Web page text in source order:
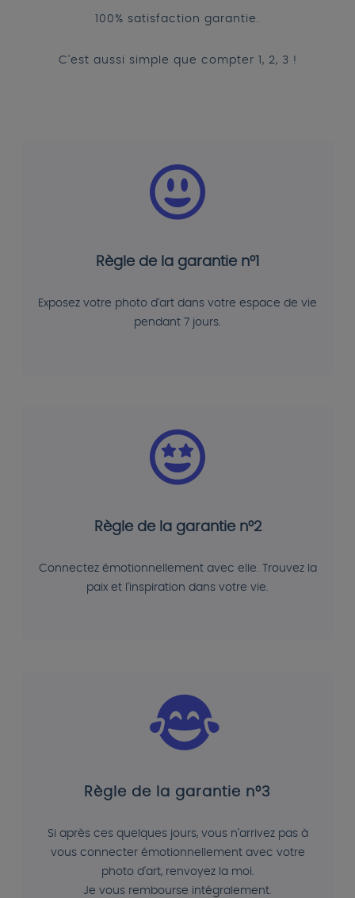
100% satisfaction garantie.
C'est aussi simple que compter 1, 2, 3 !
Règle de la garantie n°1
Exposez votre photo d'art dans votre espace de vie
pendant 7 jours.
Règle de la garantie n°2
Connectez émotionnellement avec elle. Trouvez la
paix et l'inspiration dans votre vie.
Règle de la garantie n°3
Si après ces quelques jours, vous n'arrivez pas à
vous connecter émotionnellement avec votre
photo d'art, renvoyez la moi.
Je vous rembourse intégralement.